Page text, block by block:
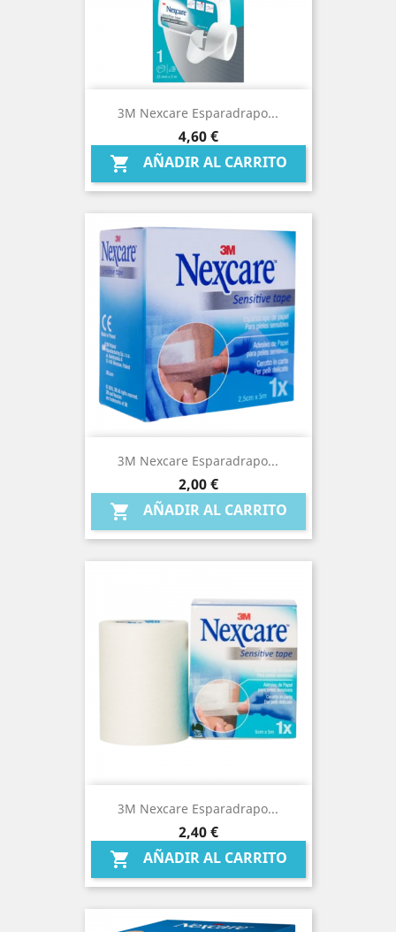
3M Nexcare Esparadrapo...
Precio
4,60 €
 AÑADIR AL CARRITO
3M Nexcare Esparadrapo...
Precio
2,00 €
 AÑADIR AL CARRITO
3M Nexcare Esparadrapo...
Precio
2,40 €
 AÑADIR AL CARRITO